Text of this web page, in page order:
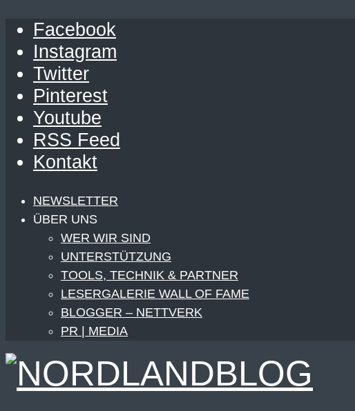
Facebook
Instagram
Twitter
Pinterest
Youtube
RSS Feed
Kontakt
NEWSLETTER
ÜBER UNS
WER WIR SIND
UNTERSTÜTZUNG
TOOLS, TECHNIK & PARTNER
LESERGALERIE WALL OF FAME
BLOGGER – NETTVERK
PR | MEDIA